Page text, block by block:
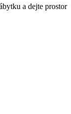
a dejte prostor